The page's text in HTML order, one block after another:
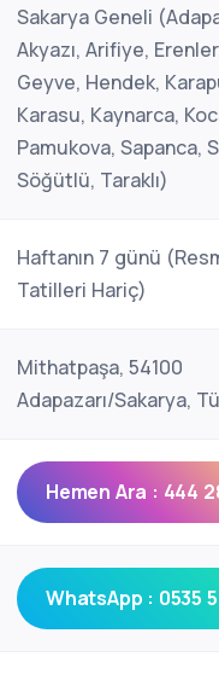
Sakarya Geneli
Akyazı, Arifiye,
Geyve, Hendek,
Karasu, Kaynarca,
Pamukova, Sapanca,
Söğütlü, Taraklı)
Haftanın 7 günü
Tatilleri Hariç)
Mithatpaşa, 54100
Adapazarı/Sakarya,
Hemen Ara : 444
WhatsApp : 0535